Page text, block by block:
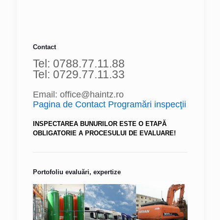
Contact
Tel: 0788.77.11.88
Tel: 0729.77.11.33
Email: office@haintz.ro
Pagina de Contact Programări inspecţii
INSPECTAREA BUNURILOR ESTE O ETAPĂ
OBLIGATORIE A PROCESULUI DE EVALUARE!
Portofoliu evaluări, expertize